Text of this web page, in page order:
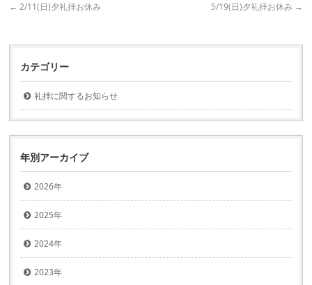
← 2/11(日)夕礼拝お休み 5/19(日)夕礼拝お休み →
カテゴリー
礼拝に関するお知らせ
年別アーカイブ
2026年
2025年
2024年
2023年